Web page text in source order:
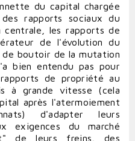
du capital chargée
rapports sociaux du
centrale, les rapports de
de l'évolution du
de boutoir de la mutation
bien entendu pas pour
de propriété au
à grande vitesse (cela
après l'atermoiement
d'adapter leurs
exigences du marché
de leurs freins, des